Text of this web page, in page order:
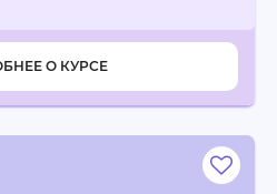
О КУРСЕ